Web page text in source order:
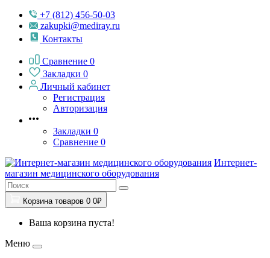
+7 (812) 456-50-03
zakupki@mediray.ru
Контакты
Сравнение 0
Закладки 0
Личный кабинет
Регистрация
Авторизация
Закладки 0
Сравнение 0
Интернет-
магазин медицинского оборудования
Корзина товаров 0 0₽
Ваша корзина пуста!
Меню